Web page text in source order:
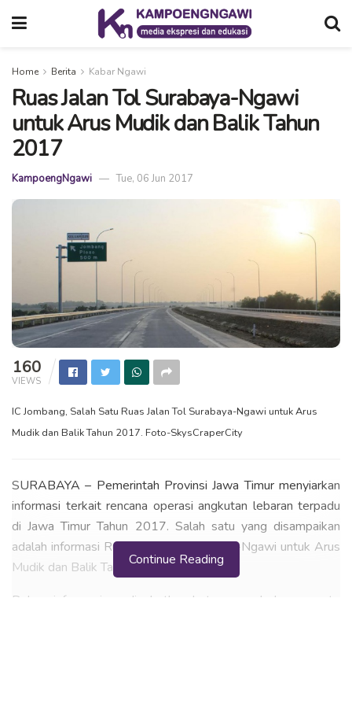
Home Berita Kabar Ngawi
Ruas Jalan Tol Surabaya-Ngawi
untuk Arus Mudik dan Balik Tahun
2017
KampoengNgawi Tue, 06 Jun 2017
160
VIEWS
IC Jombang, Salah Satu Ruas Jalan Tol Surabaya-Ngawi untuk Arus
Mudik dan Balik Tahun 2017. Foto-SkysCraperCity
SURABAYA – Pemerintah Provinsi Jawa Timur menyiarkan
informasi terkait rencana operasi angkutan lebaran terpadu
di Jawa Timur Tahun 2017. Salah satu yang disampaikan
adalah informasi Ruas Jalan Tol Surabaya-Ngawi untuk Arus
Mudik dan Balik Tahun 2017.
Dalam informasinya disebutkan keterangan beberapa rute
Continue Reading